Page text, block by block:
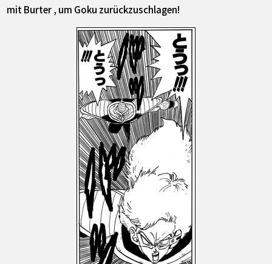
mit Burter , um Goku zurückzuschlagen!